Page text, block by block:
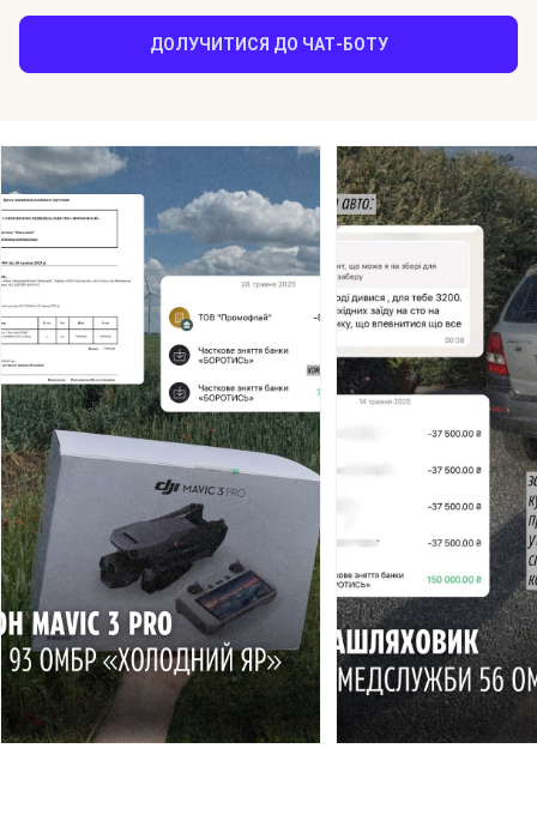
ДОЛУЧИТИСЯ ДО ЧАТ-БОТУ